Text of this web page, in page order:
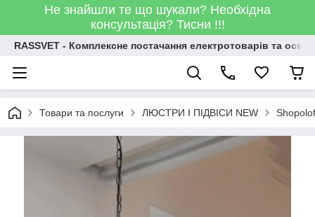
Не знайшли те що шукали? Необхідна
консультація? Тисни !!!
RASSVET - Комплексне постачання електротоварів та
Товари та послуги ЛЮСТРИ І ПІДВІСИ NEW